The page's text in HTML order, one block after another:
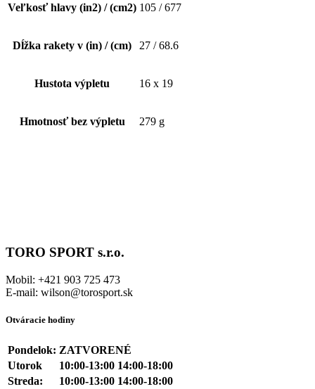
Veľkosť hlavy (in2) / (cm2) 105 / 677
Dĺžka rakety v (in) / (cm) 27 / 68.6
Hustota výpletu 16 x 19
Hmotnosť bez výpletu 279 g
TORO SPORT s.r.o.
Mobil: +421 903 725 473
E-mail: wilson@torosport.sk
Otváracie hodiny
Pondelok: ZATVORENÉ
Utorok
10:00-13:00 14:00-18:00
Streda:
10:00-13:00 14:00-18:00